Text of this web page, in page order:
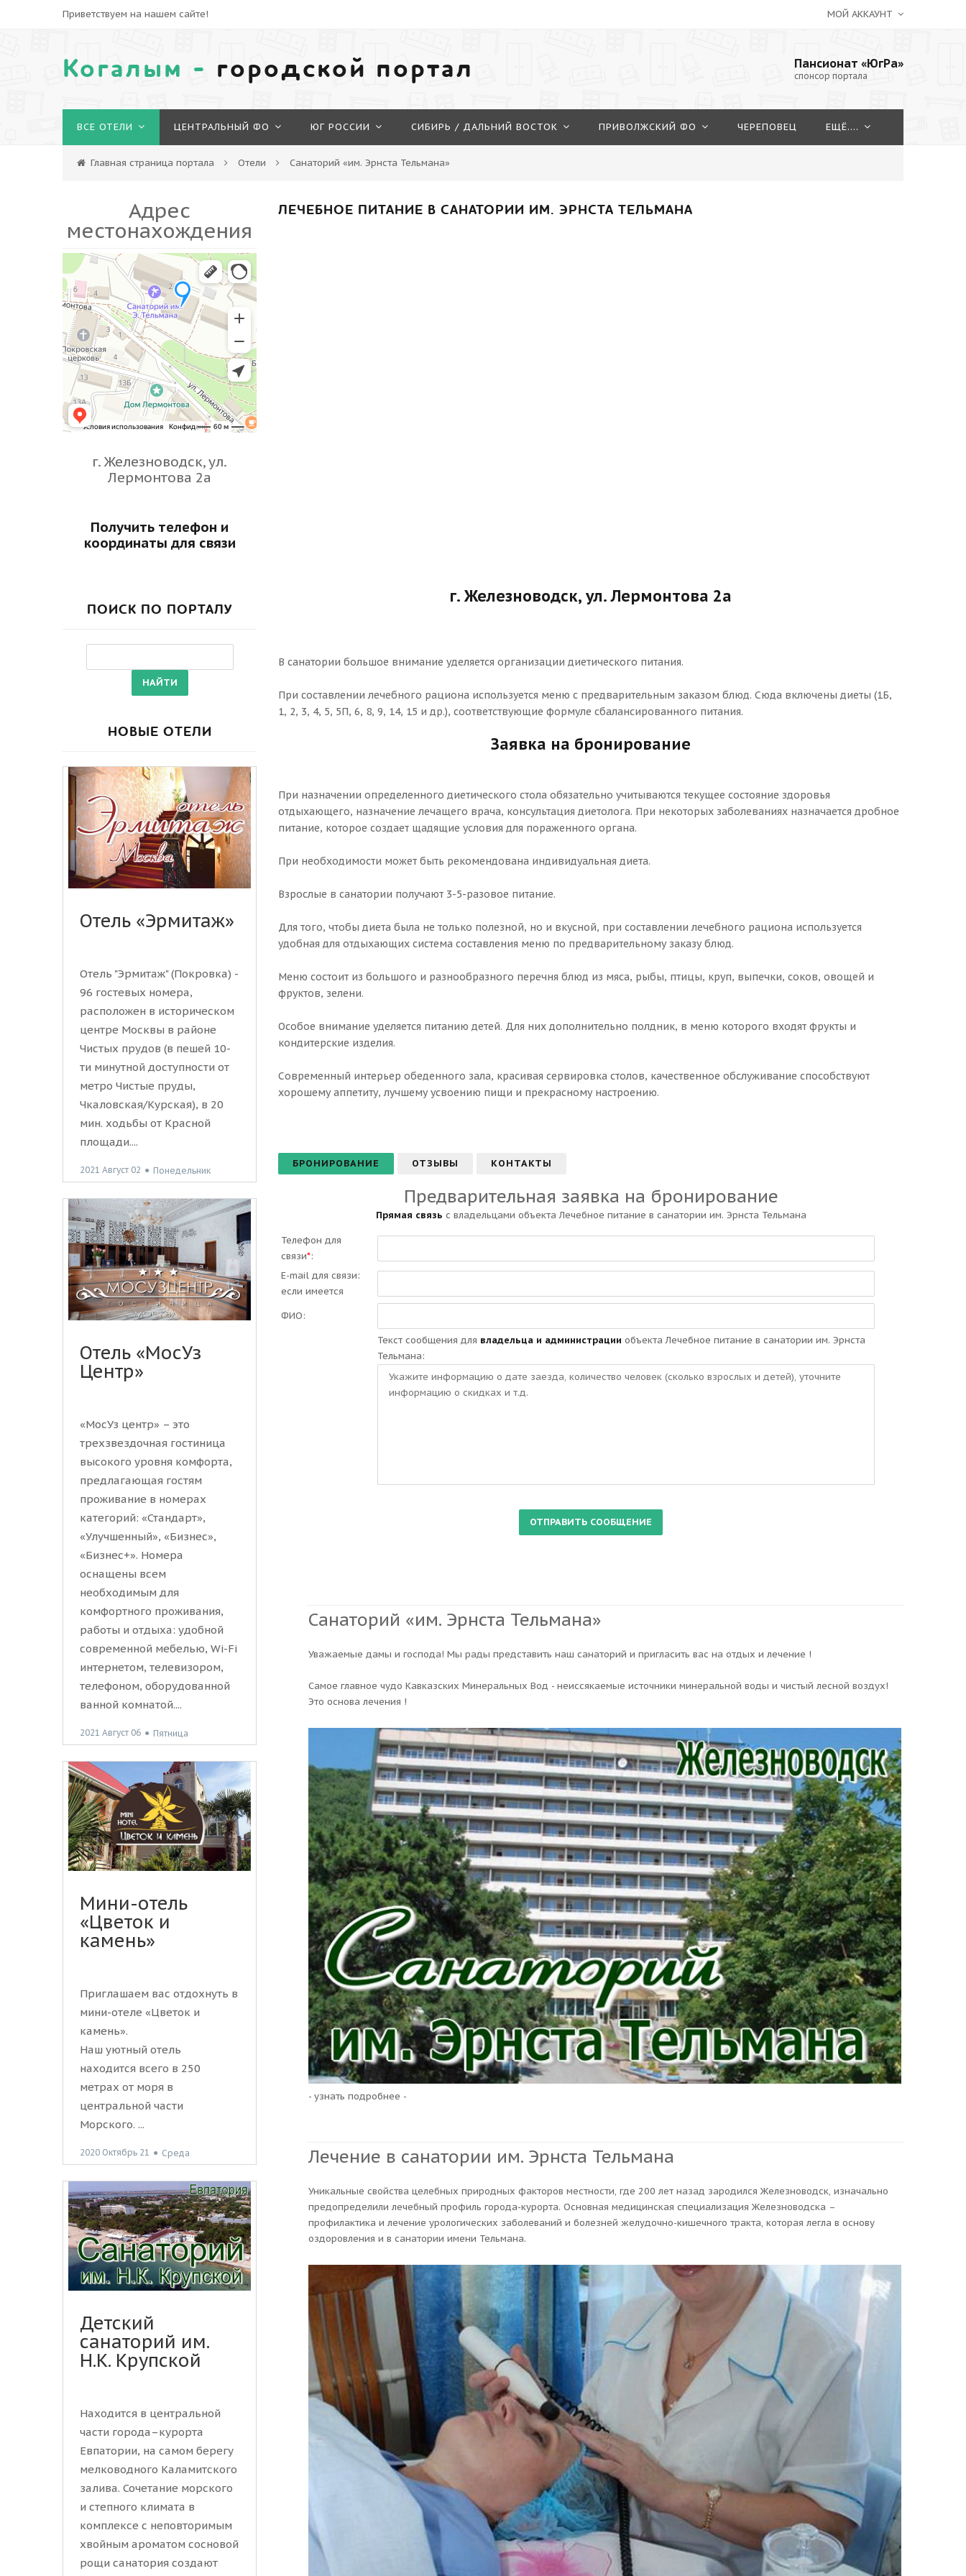
Приветствуем на нашем сайте! МОЙ АККАУНТ
Когалым - городской портал Пансионат «ЮгРа»
спонсор портала
ВСЕ ОТЕЛИ ЦЕНТРАЛЬНЫЙ ФО ЮГ РОССИИ СИБИРЬ / ДАЛЬНИЙ ВОСТОК ПРИВОЛЖСКИЙ ФО ЧЕРЕПОВЕЦ ЕЩЁ....
Главная страница портала Отели Санаторий «им. Эрнста Тельмана»
ЛЕЧЕБНОЕ ПИТАНИЕ В САНАТОРИИ ИМ. ЭРНСТА ТЕЛЬМАНА
г. Железноводск, ул. Лермонтова 2а
В санатории большое внимание уделяется организации диетического питания.
При составлении лечебного рациона используется меню с предварительным заказом блюд. Сюда включены диеты (1Б,
1, 2, 3, 4, 5, 5П, 6, 8, 9, 14, 15 и др.), соответствующие формуле сбалансированного питания.
Заявка на бронирование
При назначении определенного диетического стола обязательно учитываются текущее состояние здоровья
отдыхающего, назначение лечащего врача, консультация диетолога. При некоторых заболеваниях назначается дробное
питание, которое создает щадящие условия для пораженного органа.
При необходимости может быть рекомендована индивидуальная диета.
Взрослые в санатории получают 3-5-разовое питание.
Для того, чтобы диета была не только полезной, но и вкусной, при составлении лечебного рациона используется
удобная для отдыхающих система составления меню по предварительному заказу блюд.
Меню состоит из большого и разнообразного перечня блюд из мяса, рыбы, птицы, круп, выпечки, соков, овощей и
фруктов, зелени.
Особое внимание уделяется питанию детей. Для них дополнительно полдник, в меню которого входят фрукты и
кондитерские изделия.
Современный интерьер обеденного зала, красивая сервировка столов, качественное обслуживание способствуют
хорошему аппетиту, лучшему усвоению пищи и прекрасному настроению.
БРОНИРОВАНИЕ ОТЗЫВЫ КОНТАКТЫ
Предварительная заявка на бронирование
Прямая связь с владельцами объекта Лечебное питание в санатории им. Эрнста Тельмана
Телефон для
связи*:
E-mail для связи:
если имеется
ФИО:
Текст сообщения для владельца и администрации объекта Лечебное питание в санатории им. Эрнста
Тельмана:
Санаторий «им. Эрнста Тельмана»
Уважаемые дамы и господа! Мы рады представить наш санаторий и пригласить вас на отдых и лечение !
Самое главное чудо Кавказских Минеральных Вод - неиссякаемые источники минеральной воды и чистый лесной воздух!
Это основа лечения !
- узнать подробнее -
Лечение в санатории им. Эрнста Тельмана
Уникальные свойства целебных природных факторов местности, где 200 лет назад зародился Железноводск, изначально
предопределили лечебный профиль города-курорта. Основная медицинская специализация Железноводска –
профилактика и лечение урологических заболеваний и болезней желудочно-кишечного тракта, которая легла в основу
оздоровления и в санатории имени Тельмана.
Адрес
местонахождения
г. Железноводск, ул.
Лермонтова 2а
Получить телефон и
координаты для связи
ПОИСК ПО ПОРТАЛУ
НОВЫЕ ОТЕЛИ
Отель «Эрмитаж»
Отель "Эрмитаж" (Покровка) -
96 гостевых номера,
расположен в историческом
центре Москвы в районе
Чистых прудов (в пешей 10-
ти минутной доступности от
метро Чистые пруды,
Чкаловская/Курская), в 20
мин. ходьбы от Красной
площади....
2021 Август 02 ● Понедельник
Отель «МосУз
Центр»
«МосУз центр» – это
трехзвездочная гостиница
высокого уровня комфорта,
предлагающая гостям
проживание в номерах
категорий: «Стандарт»,
«Улучшенный», «Бизнес»,
«Бизнес+». Номера
оснащены всем
необходимым для
комфортного проживания,
работы и отдыха: удобной
современной мебелью, Wi-Fi
интернетом, телевизором,
телефоном, оборудованной
ванной комнатой....
2021 Август 06 ● Пятница
Мини-отель
«Цветок и
камень»
Приглашаем вас отдохнуть в
мини-отеле «Цветок и
камень».
Наш уютный отель
находится всего в 250
метрах от моря в
центральной части
Морского. ...
2020 Октябрь 21 ● Среда
Детский
санаторий им.
Н.К. Крупской
Находится в центральной
части города–курорта
Евпатории, на самом берегу
мелководного Каламитского
залива. Сочетание морского
и степного климата в
комплексе с неповторимым
хвойным ароматом сосновой
рощи санатория создают